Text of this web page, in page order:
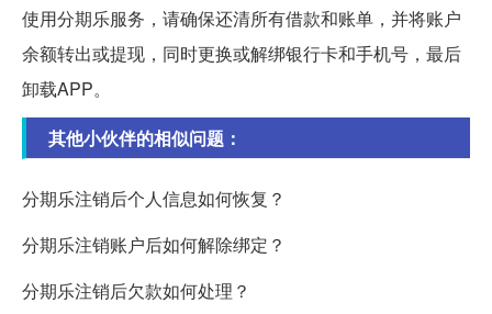
使用分期乐服务，请确保还清所有借款和账单，并将账户
余额转出或提现，同时更换或解绑银行卡和手机号，最后
卸载APP。
其他小伙伴的相似问题：
分期乐注销后个人信息如何恢复？
分期乐注销账户后如何解除绑定？
分期乐注销后欠款如何处理？